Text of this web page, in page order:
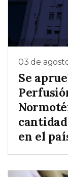
03 de
Se
en el